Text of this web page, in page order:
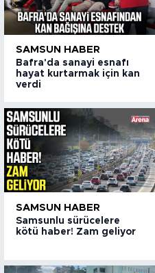
SAMSUN HABER
Bafra'da sanayi esnafı
hayat kurtarmak için kan
verdi
SAMSUN HABER
Samsunlu sürücelere
kötü haber! Zam geliyor